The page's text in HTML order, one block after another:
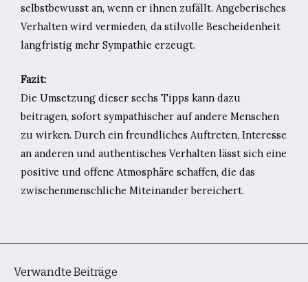
selbstbewusst an, wenn er ihnen zufällt. Angeberisches
Verhalten wird vermieden, da stilvolle Bescheidenheit
langfristig mehr Sympathie erzeugt.
Fazit:
Die Umsetzung dieser sechs Tipps kann dazu
beitragen, sofort sympathischer auf andere Menschen
zu wirken. Durch ein freundliches Auftreten, Interesse
an anderen und authentisches Verhalten lässt sich eine
positive und offene Atmosphäre schaffen, die das
zwischenmenschliche Miteinander bereichert.
Verwandte Beiträge